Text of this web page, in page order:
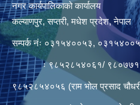
नगर कार्यपालिकाको कार्यालय
कल्याणपुर, सप्तरी, मधेश प्रदेश, नेपाल
सम्पर्क नंः ०३१५४००५३,
ः ९८५२८५४०६१/
९८५२८५४०५६ (राम भोल प्रसाद